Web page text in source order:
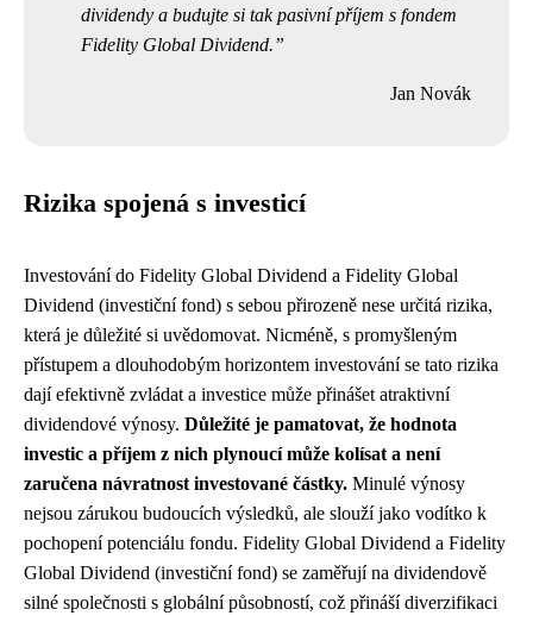
dividendy a budujte si tak pasivní příjem s fondem
Fidelity Global Dividend.
Jan Novák
Rizika spojená s investicí
Investování do Fidelity Global Dividend a Fidelity Global
Dividend (investiční fond) s sebou přirozeně nese určitá rizika,
která je důležité si uvědomovat. Nicméně, s promyšleným
přístupem a dlouhodobým horizontem investování se tato rizika
dají efektivně zvládat a investice může přinášet atraktivní
dividendové výnosy. Důležité je pamatovat, že hodnota
investic a příjem z nich plynoucí může kolísat a není
zaručena návratnost investované částky. Minulé výnosy
nejsou zárukou budoucích výsledků, ale slouží jako vodítko k
pochopení potenciálu fondu. Fidelity Global Dividend a Fidelity
Global Dividend (investiční fond) se zaměřují na dividendově
silné společnosti s globální působností, což přináší diverzifikaci